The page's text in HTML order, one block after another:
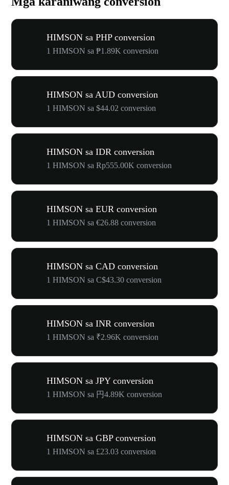
HIMSON sa PHP conversion
1 HIMSON sa ₱1.89K conversion
HIMSON sa AUD conversion
1 HIMSON sa $44.02 conversion
HIMSON sa IDR conversion
1 HIMSON sa Rp555.00K conversion
HIMSON sa EUR conversion
1 HIMSON sa €26.88 conversion
HIMSON sa CAD conversion
1 HIMSON sa C$43.30 conversion
HIMSON sa INR conversion
1 HIMSON sa ₹2.96K conversion
HIMSON sa JPY conversion
1 HIMSON sa 円4.89K conversion
HIMSON sa GBP conversion
1 HIMSON sa £23.03 conversion